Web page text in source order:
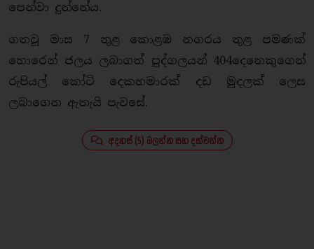
පෙන්වා දුන්නේය.
ගතවූ මාස 7 තුළ කොළඹ නගරය තුළ පමණක්
හොරෙන් ජලය ලබාගත් පුද්ගලයන් 404දෙනෙකුගෙන්
රුපියල් කෝටි දෙකහමාරක් දඩ මුදලක් ලෙස
ලබාගෙන ඇතැයි පැවසේ.
අදහස් (5) බලන්න සහ දක්වන්න